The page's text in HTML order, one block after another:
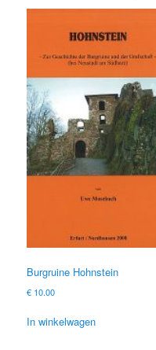
Burgruine Hohnstein
€ 10.00
In winkelwagen